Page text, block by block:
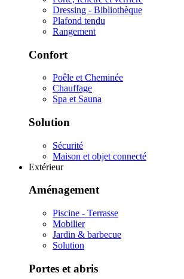
Dressing - Bibliothèque
Plafond tendu
Rangement
Confort
Poêle et Cheminée
Chauffage
Spa et Sauna
Solution
Sécurité
Maison et objet connecté
Extérieur
Aménagement
Piscine - Terrasse
Mobilier
Jardin & barbecue
Solution
Portes et abris